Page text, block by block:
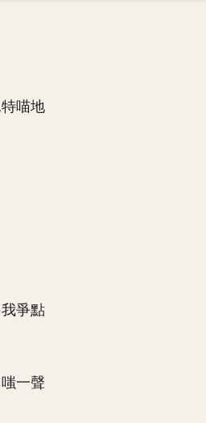
喵地
爭點
一聲